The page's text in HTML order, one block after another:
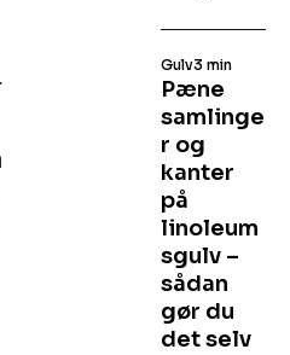
Pæne
samlinge
r og
kanter
på
linoleum
sgulv –
sådan
gør du
det selv
Gulv3 min